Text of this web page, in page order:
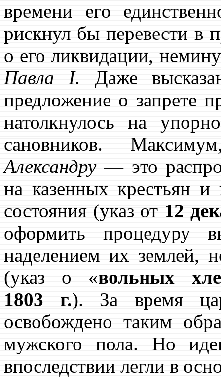
времени его
рискнул бы перевести в
о его ликвидации,
Павла I. Даже
предложение о запрете
натолкнулось на
сановников.
Александру— это
на казенных крестьян и
состояния (указ от 12
оформить процедуру
наделением их землей,
(указ о «вольных
1803 г.). За время
освобождено таким
мужского пола. Но
впоследствии легли в